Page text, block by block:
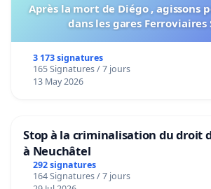
Après la mort de Diégo , agissons
dans les gares Ferroviaires
3 173 signatures
165 Signatures / 7 jours
13 May 2026
Stop à la criminalisation du droit
à Neuchâtel
292 signatures
164 Signatures / 7 jours